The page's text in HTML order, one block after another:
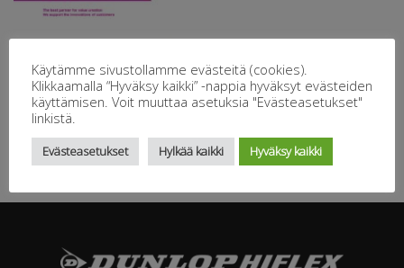
Käytämme sivustollamme evästeitä (cookies).
Klikkaamalla “Hyväksy kaikki” -nappia hyväksyt evästeiden
käyttämisen. Voit muuttaa asetuksia "Evästeasetukset"
linkistä.
Evästeasetukset Hylkää kaikki Hyväksy kaikki